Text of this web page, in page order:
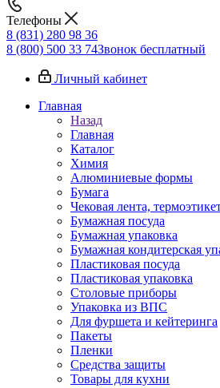
Телефоны
8 (831) 280 98 36
8 (800) 500 33 74Звонок бесплатный
Личный кабинет
Главная
Назад
Главная
Каталог
Химия
Алюминиевые формы
Бумага
Чековая лента,
Бумажная посуда
Бумажная упаковка
Бумажная кондитерская
Пластиковая посуда
Пластиковая упаковка
Столовые приборы
Упаковка из ВПС
Для фуршета и кейтеринга
Пакеты
Пленки
Средства защиты
Товары для кухни